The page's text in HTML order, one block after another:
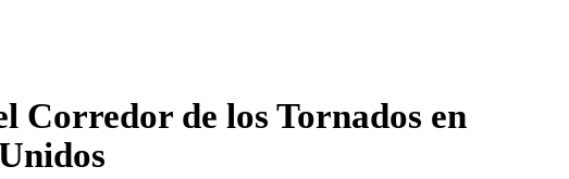
Corredor de los Tornados en